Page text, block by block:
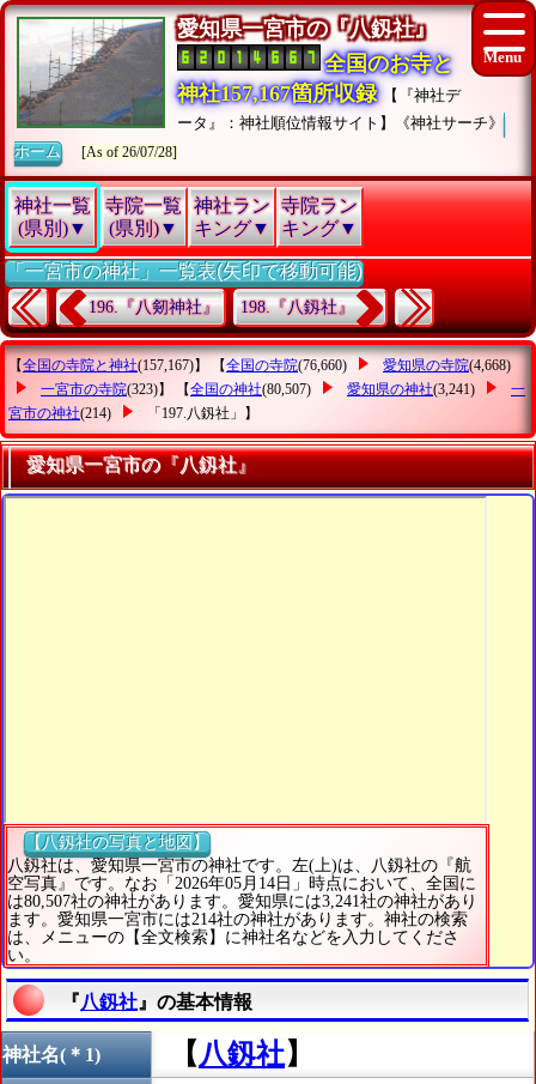
愛知県一宮市の『八釼社』
全国のお寺と
神社157,167箇所収録
【『神社デ
ータ』：神社順位情報サイト】《神社サーチ》
ホーム
[As of 26/07/28]
神社一覧
(県別)▼
寺院一覧
(県別)▼
神社ラン
キング▼
寺院ラン
キング▼
「一宮市の神社」一覧表(矢印で移動可能)
196.『八剱神社』 198.『八釼社』
【全国の寺院と神社(157,167)】 【全国の寺院(76,660) 愛知県の寺院(4,668)
一宮市の寺院(323)】 【全国の神社(80,507) 愛知県の神社(3,241)
一
宮市の神社(214) 「197.八釼社」 】
愛知県一宮市の『八釼社』
【八釼社の写真と地図】
八釼社は、愛知県一宮市の神社です。左(上)は、八釼社の『航
空写真』です。なお「2026年05月14日」時点において、全国に
は80,507社の神社があります。愛知県には3,241社の神社があり
ます。愛知県一宮市には214社の神社があります。神社の検索
は、メニューの【全文検索】に神社名などを入力してくださ
い。
『八釼社 』の基本情報
神社名(＊1) 【 八釼社】